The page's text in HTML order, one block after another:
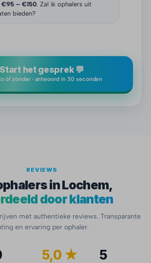
€95 – €150. Zal ik ophalers uit
bieden?
Start het gesprek 💬
óf zonder · antwoord in 30 seconden
REVIEWS
in Lochem,
door klanten
met authentieke reviews. Transparante
en ervaring per ophaler.
5,0 ★ 5